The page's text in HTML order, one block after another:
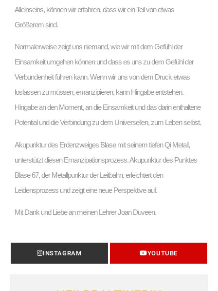
Alleinseins, können wir erfahren, dass wir ein Teil von etwas
Größerem sind.
Normalerweise zeigt uns niemand, wie wir mit dem Gefühl der
Einsamkeit umgehen können und dass es uns zu dem Gefühl der
Verbundenheit führen kann. Wenn wir uns von dem Druck etwas
loslassen zu müssen, emanzipieren, kann Hingabe entstehen.
Hingabe an den Moment, an die Einsamkeit und das darin enthaltene
Potential und die Verbindung zu dem Universellen, zum Leben selbst.
Akupunktur des Erdenzweiges Blase mit seinem tiefen Qi Metall,
unterstützt diesen Emanzipationsprozess. Akupunktur des Punktes
Blase 67, der Metallpunktur der Leitbahn, erleichtert den
Leidensprozess und zeigt eine neue Perspektive auf.
Mit Dank und Liebe an meinen Lehrer Joan Duveen.
INSTAGRAM YOUTUBE